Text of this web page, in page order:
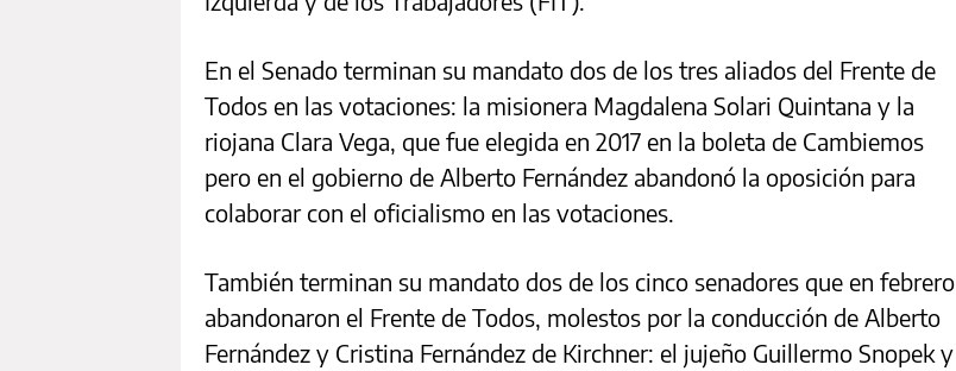
En el Senado terminan su mandato dos de los tres aliados del Frente de
Todos en las votaciones: la misionera Magdalena Solari Quintana y la
riojana Clara Vega, que fue elegida en 2017 en la boleta de Cambiemos
pero en el gobierno de Alberto Fernández abandonó la oposición para
colaborar con el oficialismo en las votaciones.
También terminan su mandato dos de los cinco senadores que en febrero
abandonaron el Frente de Todos, molestos por la conducción de Alberto
Fernández y Cristina Fernández de Kirchner: el jujeño Guillermo Snopek y